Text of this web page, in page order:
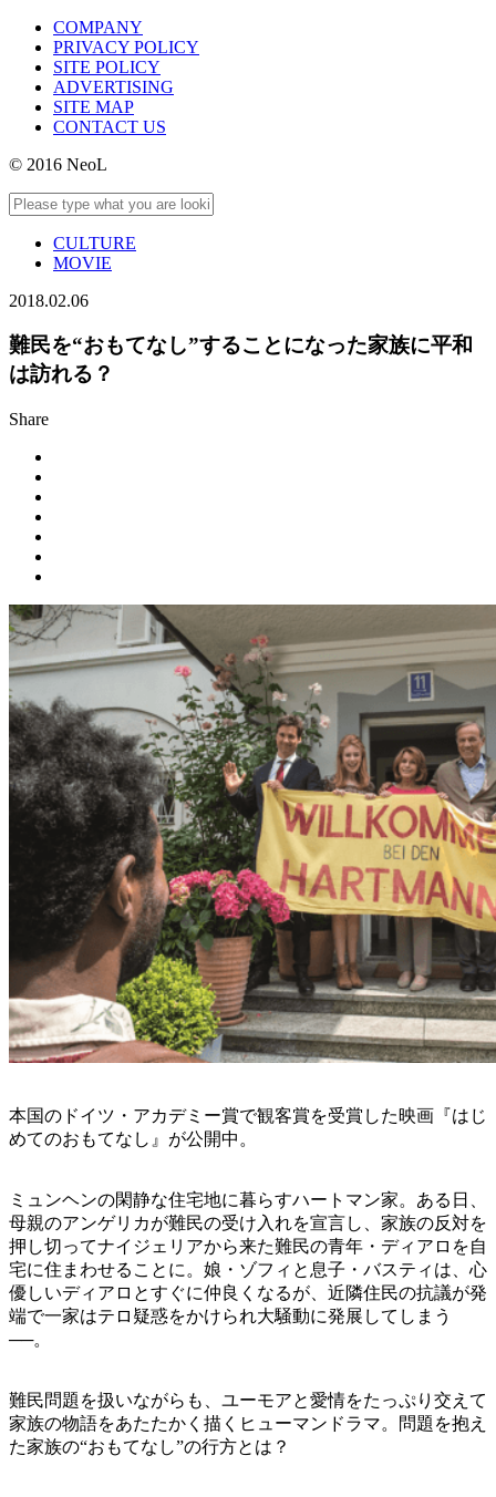
COMPANY
PRIVACY POLICY
SITE POLICY
ADVERTISING
SITE MAP
CONTACT US
© 2016 NeoL
CULTURE
MOVIE
2018.02.06
難民を“おもてなし”することになった家族に平和
は訪れる？
Share
本国のドイツ・アカデミー賞で観客賞を受賞した映画『はじ
めてのおもてなし』が公開中。
ミュンヘンの閑静な住宅地に暮らすハートマン家。ある日、
母親のアンゲリカが難民の受け入れを宣言し、家族の反対を
押し切ってナイジェリアから来た難民の青年・ディアロを自
宅に住まわせることに。娘・ゾフィと息子・バスティは、心
優しいディアロとすぐに仲良くなるが、近隣住民の抗議が発
端で一家はテロ疑惑をかけられ大騒動に発展してしまう
──。
難民問題を扱いながらも、ユーモアと愛情をたっぷり交えて
家族の物語をあたたかく描くヒューマンドラマ。問題を抱え
た家族の“おもてなし”の行方とは？